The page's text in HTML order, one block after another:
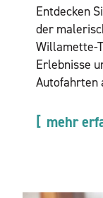
Entdecken
der
Willamette-
Erlebnisse
Autofahrten
mehr